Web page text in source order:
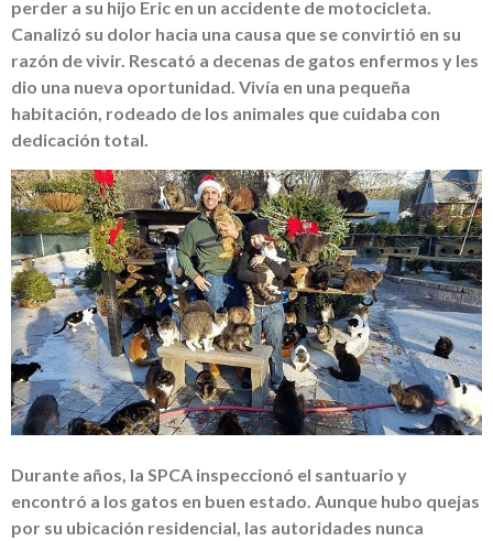
perder a su hijo Eric en un accidente de motocicleta.
Canalizó su dolor hacia una causa que se convirtió en su
razón de vivir. Rescató a decenas de gatos enfermos y les
dio una nueva oportunidad. Vivía en una pequeña
habitación, rodeado de los animales que cuidaba con
dedicación total.
Durante años, la SPCA inspeccionó el santuario y
encontró a los gatos en buen estado. Aunque hubo quejas
por su ubicación residencial, las autoridades nunca